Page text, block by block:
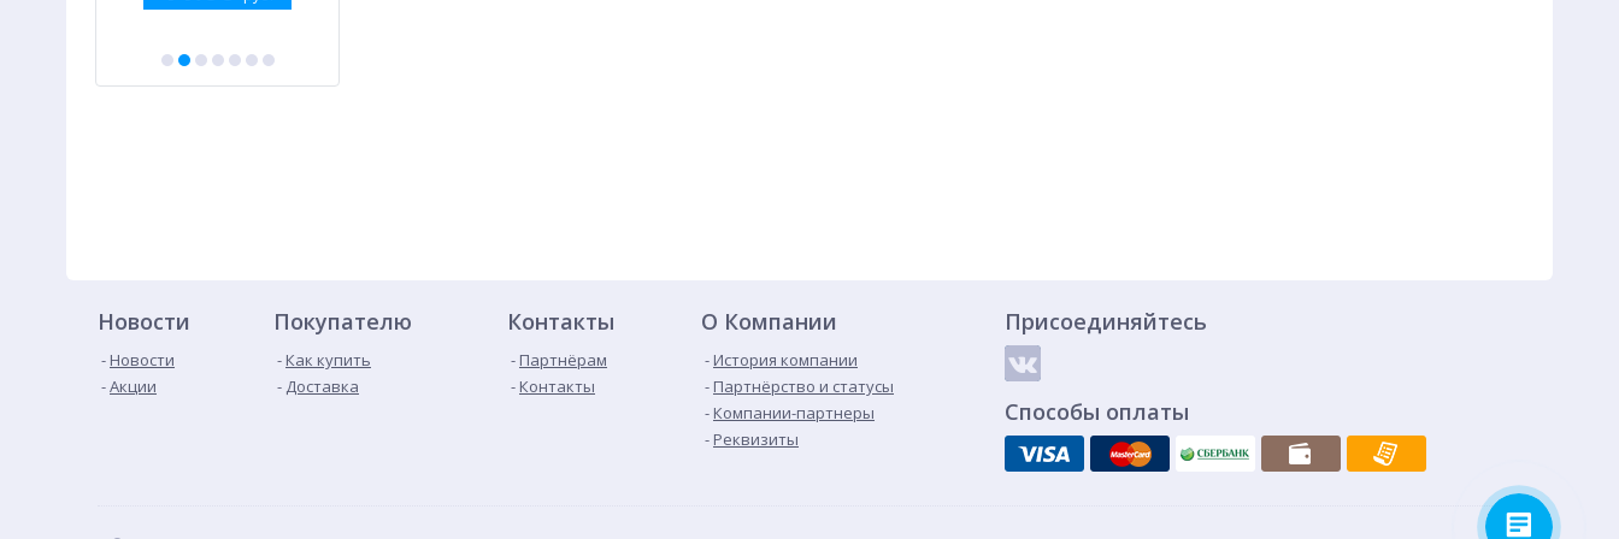
Новости
Новости
Акции
Покупателю
Как купить
Доставка
Контакты
Партнёрам
Контакты
О Компании
История компании
Партнёрство и статусы
Компании-партнеры
Реквизиты
Присоединяйтесь
Способы оплаты